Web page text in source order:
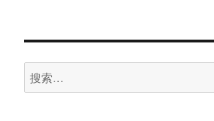
子
做
搜
索：